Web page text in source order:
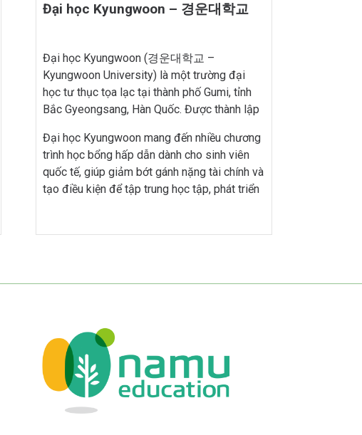
Đại học Kyungwoon – 경운대학교
Đại học Kyungwoon (경운대학교 –
Kyungwoon University) là một trường đại
học tư thục tọa lạc tại thành phố Gumi, tỉnh
Bắc Gyeongsang, Hàn Quốc. Được thành lập
nghiệp Hàn Quốc, trường đào tạo đa dạng
các ngành như Công nghệ thông tin (IT), Kỹ
thuật, Khoa học tự nhiên,… đáp ứng nhu cầu
phát triển của xã hội hiện đại.
Đại học Kyungwoon mang đến nhiều chương
trình học bổng hấp dẫn dành cho sinh viên
quốc tế, giúp giảm bớt gánh nặng tài chính và
tạo điều kiện để tập trung học tập, phát triển